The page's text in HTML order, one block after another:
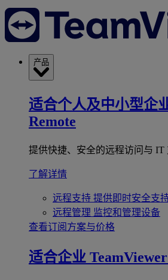
产品
适合个人及中小型企
Remote
提供快捷、安全的远程访问与 IT
了解详情
远程支持 提供即时安全支
远程管理 监控和管理设备
查看订阅方案与价格
适合企业